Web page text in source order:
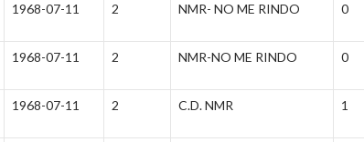
1968-07-11 2 NMR- NO ME RINDO 0
1968-07-11 2 NMR-NO ME RINDO 0
1968-07-11 2 C.D. NMR 1